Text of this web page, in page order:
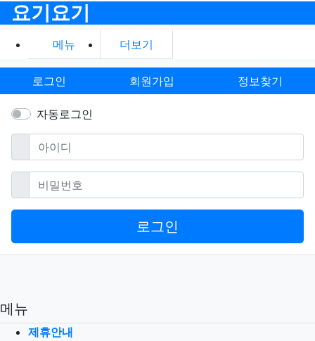
요기요기
메뉴 더보기
로그인 회원가입 정보찾기
자동로그인
아이디필수
비밀번호필수
로그인
메뉴
제휴안내